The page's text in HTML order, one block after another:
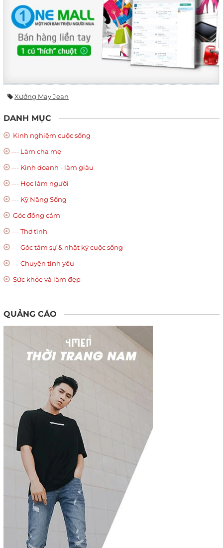
Xưởng May Jean
DANH MỤC
Kinh nghiệm cuộc sống
--- Làm cha mẹ
--- Kinh doanh - làm giàu
--- Học làm người
--- Kỹ Năng Sống
Góc đồng cảm
--- Thơ tình
--- Góc tâm sự & nhật ký cuộc sống
--- Chuyện tình yêu
Sức khỏe và làm đẹp
QUẢNG CÁO